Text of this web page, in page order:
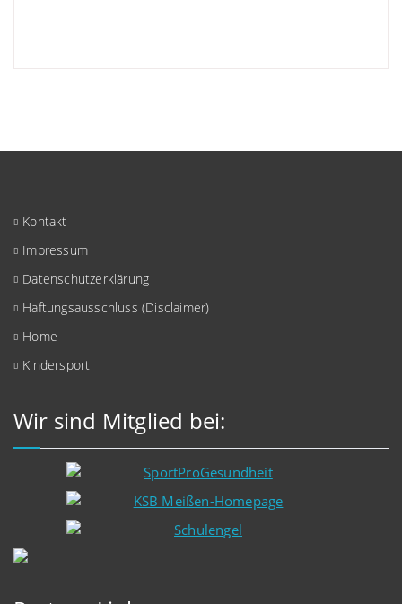
Kontakt
Impressum
Datenschutzerklärung
Haftungsausschluss (Disclaimer)
Home
Kindersport
Wir sind Mitglied bei: